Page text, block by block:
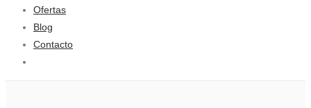
Ofertas
Blog
Contacto